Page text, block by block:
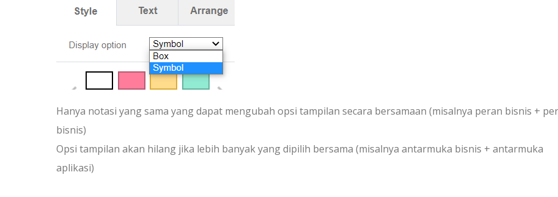
Hanya notasi yang sama yang dapat mengubah opsi tampilan secara bersamaan (misalnya peran bisnis +
bisnis)
Opsi tampilan akan hilang jika lebih banyak yang dipilih bersama (misalnya antarmuka bisnis + antarmuka
aplikasi)